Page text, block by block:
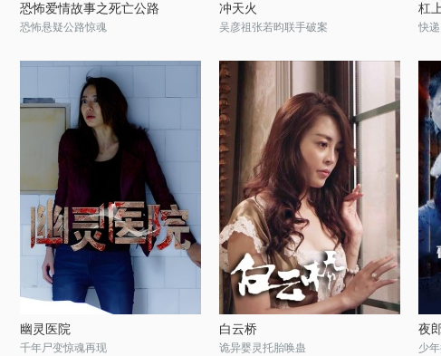
恐怖爱情故事之死亡公路
恐怖悬疑公路惊魂
冲天火
吴彦祖张若昀联手破案
杠
快
幽灵医院
千年尸变惊魂再现
白云桥
诡异婴灵托胎唤蛊
夜
少